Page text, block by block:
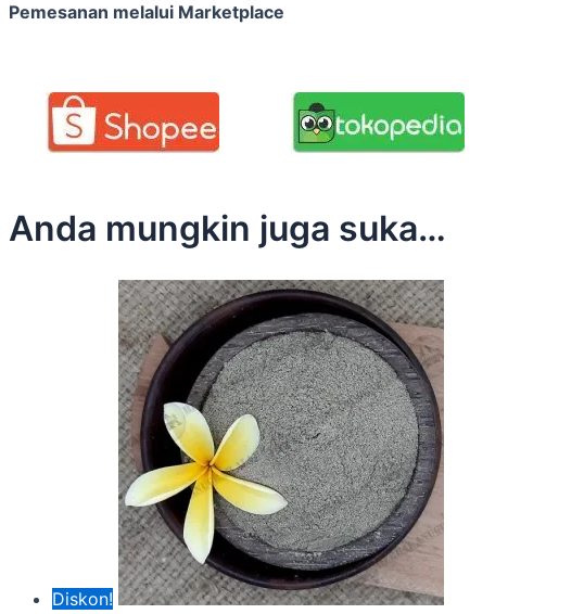
Pemesanan melalui Marketplace
Anda mungkin juga suka…
Diskon!